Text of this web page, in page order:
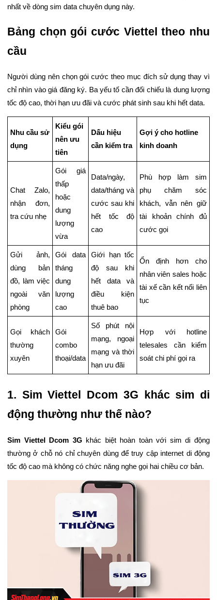
nhất về dòng sim data chuyên dụng này.
Bảng chọn gói cước Viettel theo nhu
cầu
Người dùng nên chọn gói cước theo mục đích sử dụng thay vì
chỉ nhìn vào giá đăng ký. Ba yếu tố cần đối chiếu là dung lượng
tốc độ cao, thời hạn ưu đãi và cước phát sinh sau khi hết data.
Nhu cầu sử
dụng
Kiểu gói
nên ưu
tiên
Dấu hiệu
cần kiểm tra
Gợi ý cho hotline
kinh doanh
Chat Zalo,
nhận đơn,
tra cứu nhẹ
Gói giá
thấp
hoặc
dung
lượng
vừa
Data/ngày,
data/tháng và
cước sau khi
hết tốc độ
cao
Phù hợp làm sim
phụ chăm sóc
khách, vẫn nên giữ
tài khoản chính đủ
cước gọi
Gửi ảnh,
dùng bản
đồ, làm việc
ngoài văn
phòng
Gói data
tháng
dung
lượng
cao
Giới hạn tốc
độ sau khi
hết data và
điều kiện
thuê bao
Ổn định hơn cho
nhân viên sales hoặc
tài xế cần kết nối liên
tục
Gọi khách
thường
xuyên
Gói
combo
thoại/data
Số phút nội
mạng, ngoại
mạng và thời
hạn ưu đãi
Hợp với hotline
telesales cần kiểm
soát chi phí gọi ra
1. Sim Viettel Dcom 3G khác sim di
động thường như thế nào?
Sim Viettel Dcom 3G khác biệt hoàn toàn với sim di động
thường ở chỗ nó chỉ chuyên dùng để truy cập internet di động
tốc độ cao mà không có chức năng nghe gọi hai chiều cơ bản.